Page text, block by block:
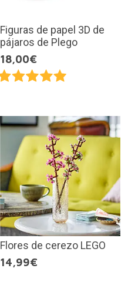
Figuras de papel 3D de
pájaros de Plego
18,00€
Flores de cerezo LEGO
14,99€